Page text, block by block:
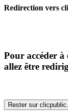
Redirection vers
Pour accéder à
allez être
Rester sur